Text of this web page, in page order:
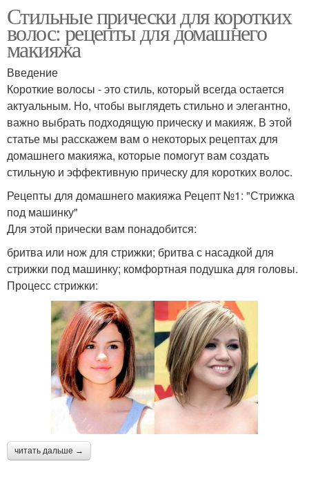
Стильные прически для коротких
волос: рецепты для домашнего
макияжа
Введение
Короткие волосы - это стиль, который всегда остается
актуальным. Но, чтобы выглядеть стильно и элегантно,
важно выбрать подходящую прическу и макияж. В этой
статье мы расскажем вам о некоторых рецептах для
домашнего макияжа, которые помогут вам создать
стильную и эффективную прическу для коротких волос.
Рецепты для домашнего макияжа Рецепт №1: "Стрижка
под машинку"
Для этой прически вам понадобится:
бритва или нож для стрижки; бритва с насадкой для
стрижки под машинку; комфортная подушка для головы.
Процесс стрижки:
читать дальше →